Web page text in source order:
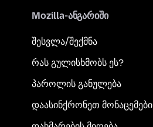
Mozilla-ანგარიში
შესვლა/შექმნა
რას გულისხმობს ეს?
პაროლის განულება
დაასინქრონეთ მონაცემები